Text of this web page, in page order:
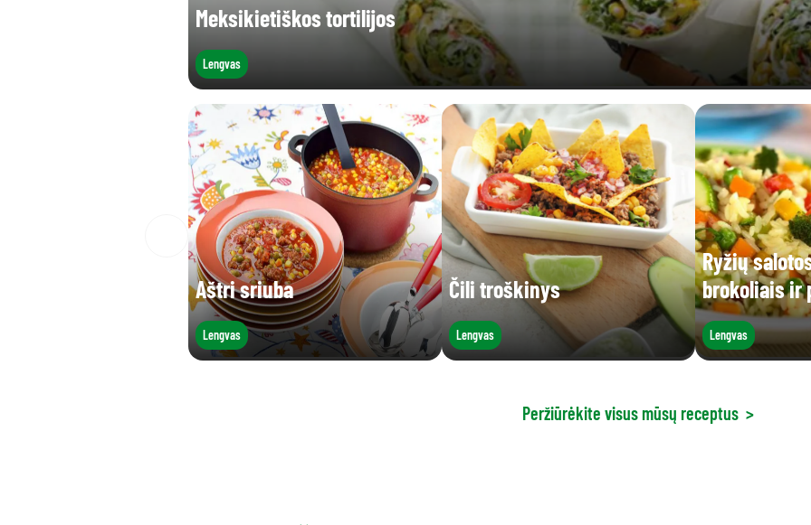
Meksikietiškos tortilijos
Lengvas
Aštri sriuba
Lengvas
Čili troškinys
Lengvas
Ryžių
brokoliais ir
Lengvas
Peržiūrėkite visus mūsų receptus >